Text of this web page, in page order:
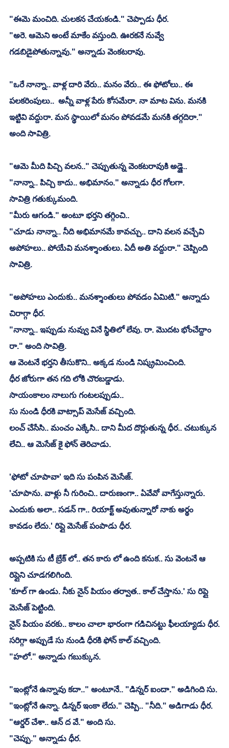
"ఈమె మంచిది. చులకన చేయకండి." చెప్పాడు ధీర.
"అరె. ఆమెని అంటే మాకేం వస్తుంది. ఊరకనే నువ్వే
గడబిడైపోతున్నావు." అన్నాడు వెంకటరావు.
"ఒరే నాన్నా.. వాళ్ల దారి వేరు.. మనం వేరు.. ఈ ఫోటోలు.. ఈ
పలకరింపులు..  అన్నీ వాళ్ల పేరు కోసమేరా. నా మాట విను. మనకి
ఇట్టివి వద్దురా. మన స్థాయిలో మనం పోవడమే మనకి తగ్గదిరా."
అంది సావిత్రి.
"ఆమె మీది పిచ్చి వలన.." చెప్పుతున్న వెంకటరావుకి అడ్డై..
"నాన్నా.. పిచ్చి కాదు.. అభిమానం." అన్నాడు ధీర గోలగా.
సావిత్రి గతుక్కుమంది.
"మీరు ఆగండి." అంటూ భర్తని తగ్గించి..
"చూడు నాన్నా.. నీది అభిమానమే కావచ్చు.. దాని వలన వచ్చేవి
అపోహలు.. పోయేవి మనశ్శాంతులు. ఏదీ అతి వద్దురా." చెప్పింది
సావిత్రి.
"అపోహలు ఎందుకు.. మనశ్శాంతులు పోవడం ఏమిటి." అన్నాడు
చిరాగ్గా ధీర.
"నాన్నా.. ఇప్పుడు నువ్వు వినే స్థితిలో లేవు. రా. మొదట భోంచేద్దాం
రా." అంది సావిత్రి.
ఆ వెంటనే భర్తని తీసుకొని.. అక్కడ నుండి నిష్క్రమించింది.
ధీర జోరుగా తన గది లోకి చొరబడ్డాడు.
సాయంకాలం నాలుగు గంటలప్పుడు..
సు నుండి ధీరకి వాట్సాప్ మెసేజ్ వచ్చింది.
లంచ్ చేసేసి.. మంచం ఎక్కేసి.. దాని మీద దొర్లుతున్న ధీర.. చటుక్కున
లేచి.. ఆ మెసేజ్ కై ఫోన్ తెరిచాడు.
'ఫోటో చూపావా' ఇది సు పంపిన మెసేజ్.
'చూపాను. వాళ్లు నీ గురించి.. దారుణంగా.. ఏవేవో వాగేస్తున్నారు.
ఎందుకు అలా.. సడన్ గా.. రియాక్ట్ అవుతున్నారో నాకు అర్థం
కావడం లేదు.' రిప్లై మెసేజ్ పంపాడు ధీర.
అప్పటికి సు టీ బ్రేక్ లో.. తన కారు లో ఉంది కనుక.. సు వెంటనే ఆ
రిప్లైని చూడగలిగింది.
'కూల్ గా ఉండు. నీకు నైన్ పియం తర్వాత.. కాల్ చేస్తాను.' సు రిప్లై
మెసేజ్ పెట్టింది.
నైన్ పియం వరకు.. కాలం చాలా భారంగా గడిచినట్టు ఫీలయ్యాడు ధీర.
సరిగ్గా అప్పుడే సు నుండి ధీరకి ఫోన్ కాల్ వచ్చింది.
"హలో." అన్నాడు గబుక్కున.
"ఇంట్లోనే ఉన్నావు కదా.." అంటూనే.. "డిన్నర్ ఐందా." అడిగింది సు.
"ఇంట్లోనే ఉన్నా. డిన్నర్ ఇంకా లేదు." చెప్పి.. "నీది." అడిగాడు ధీర.
"ఆర్డర్ చేశా.. ఆన్ ద వే." అంది సు.
"చెప్పు." అన్నాడు ధీర.